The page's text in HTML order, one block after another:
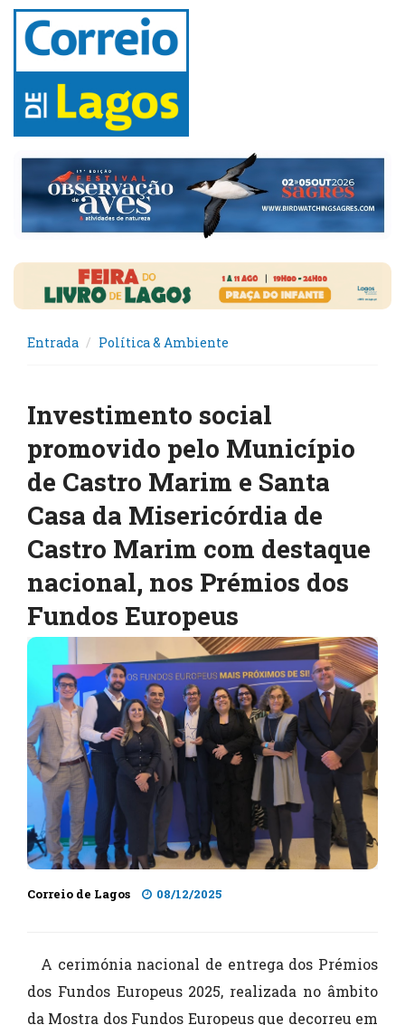
Entrada Política & Ambiente
Investimento social
promovido pelo Município
de Castro Marim e Santa
Casa da Misericórdia de
Castro Marim com destaque
nacional, nos Prémios dos
Fundos Europeus
Correio de Lagos 08/12/2025
A cerimónia nacional de entrega dos Prémios
dos Fundos Europeus 2025, realizada no âmbito
da Mostra dos Fundos Europeus que decorreu em